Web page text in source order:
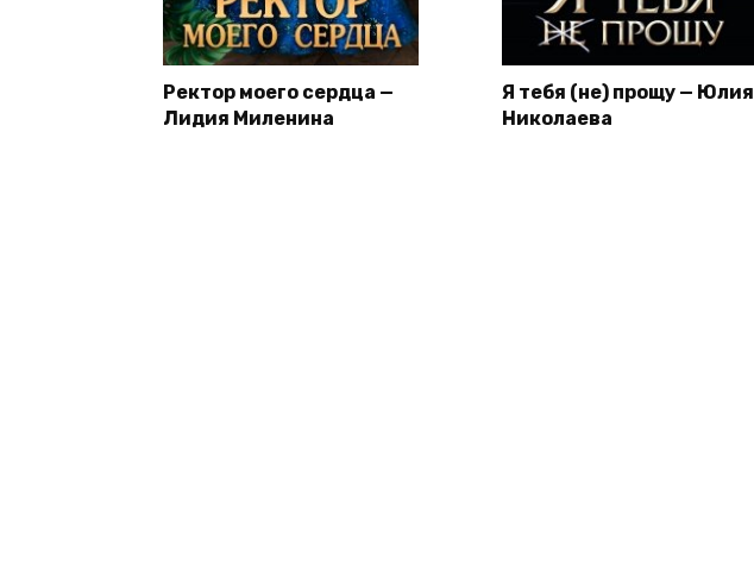
Ректор моего сердца —
Лидия Миленина
Я тебя (не) прощу — Юлия
Николаева